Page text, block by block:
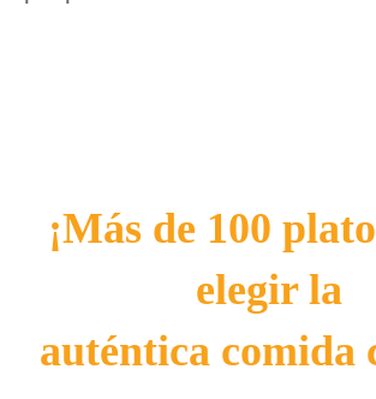
¡Más de 100
elegir la
auténtica comida